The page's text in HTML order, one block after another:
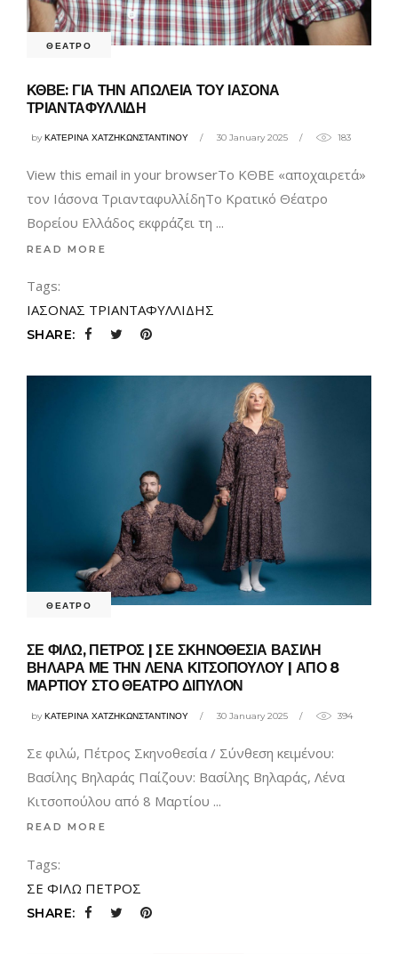
ΘΕΑΤΡΟ
ΚΘΒΕ: ΓΙΑ ΤΗΝ ΑΠΩΛΕΙΑ ΤΟΥ ΙΑΣΟΝΑ
ΤΡΙΑΝΤΑΦΥΛΛΙΔΗ
byΚΑΤΕΡΙΝΑ ΧΑΤΖΗΚΩΝΣΤΑΝΤΙΝΟΥ 30 January 2025 183
View this email in your browserΤο ΚΘΒΕ «αποχαιρετά»
τoν Ιάσονα ΤριανταφυλλίδηΤο Κρατικό Θέατρο
Βορείου Ελλάδος εκφράζει τη
READ MORE
Tags:
ΙΑΣΟΝΑΣ ΤΡΙΑΝΤΑΦΥΛΛΙΔΗΣ
SHARE:
ΘΕΑΤΡΟ
ΣΕ ΦΙΛΩ, ΠΕΤΡΟΣ | ΣΕ ΣΚΗΝΟΘΕΣΙΑ ΒΑΣΙΛΗ
ΒΗΛΑΡΑ ΜΕ ΤΗΝ ΛΕΝΑ ΚΙΤΣΟΠΟΥΛΟΥ | ΑΠΟ 8
ΜΑΡΤΙΟΥ ΣΤΟ ΘΕΑΤΡΟ ΔΙΠΥΛΟΝ
byΚΑΤΕΡΙΝΑ ΧΑΤΖΗΚΩΝΣΤΑΝΤΙΝΟΥ 30 January 2025 394
Σε φιλώ, Πέτρος Σκηνοθεσία / Σύνθεση κειμένου:
Βασίλης Βηλαράς Παίζουν: Βασίλης Βηλαράς, Λένα
Κιτσοπούλου από 8 Μαρτίου
READ MORE
Tags:
ΣΕ ΦΙΛΩ ΠΕΤΡΟΣ
SHARE: